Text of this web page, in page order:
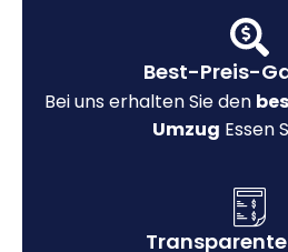
Best-Preis-
Bei uns erhalten Sie den
Umzug Essen